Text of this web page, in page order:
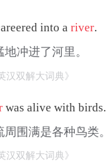
into ariver.
冲进了河里。
汉双解大词典》
was alive with birds.
围满是各种鸟类。
汉双解大词典》